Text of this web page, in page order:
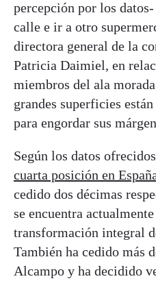
percepción por los
calle e ir a otro
directora general de la
Patricia Daimiel, en
miembros del ala
grandes superficies
para engordar sus
Según los datos
cuarta posición en
cedido dos décimas
se encuentra
transformación integral
También ha cedido más
Alcampo y ha decidido